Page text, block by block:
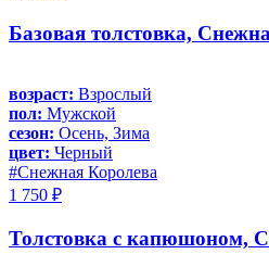
Базовая толстовка,
возраст: Взрослый
пол: Мужской
сезон: Осень, Зима
цвет: Черный
#Снежная Королева
1 750 ₽
Толстовка с капюшоном,